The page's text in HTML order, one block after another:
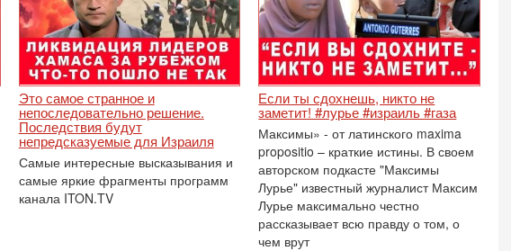
Это самое странное и
непоследовательно решение.
Последствия будут
непредсказуемые для Израиля
Самые интересные высказывания и
самые яркие фрагменты программ
канала ITON.TV
Если ты сдохнешь, никто не
заметит! #лурье #израиль #газа
Максимы» - от латинского maxima
propositio – краткие истины. В своем
авторском подкасте "Максимы
Лурье" известный журналист Максим
Лурье максимально честно
рассказывает всю правду о том, о
чем врут